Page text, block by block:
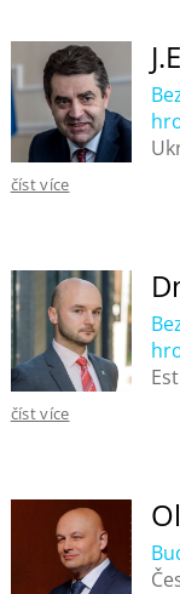
číst více
číst více